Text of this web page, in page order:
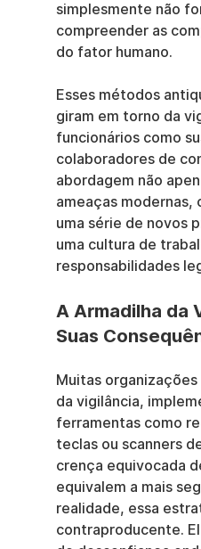
simplesmente não
compreender as
do fator humano.
Esses métodos
giram em torno da
funcionários como
colaboradores de
abordagem não
ameaças modernas,
uma série de novos
uma cultura de
responsabilidades
A Armadilha da
Suas
Muitas organizações
da vigilância,
ferramentas como
teclas ou scanners
crença equivocada
equivalem a mais
realidade, essa
contraproducente.